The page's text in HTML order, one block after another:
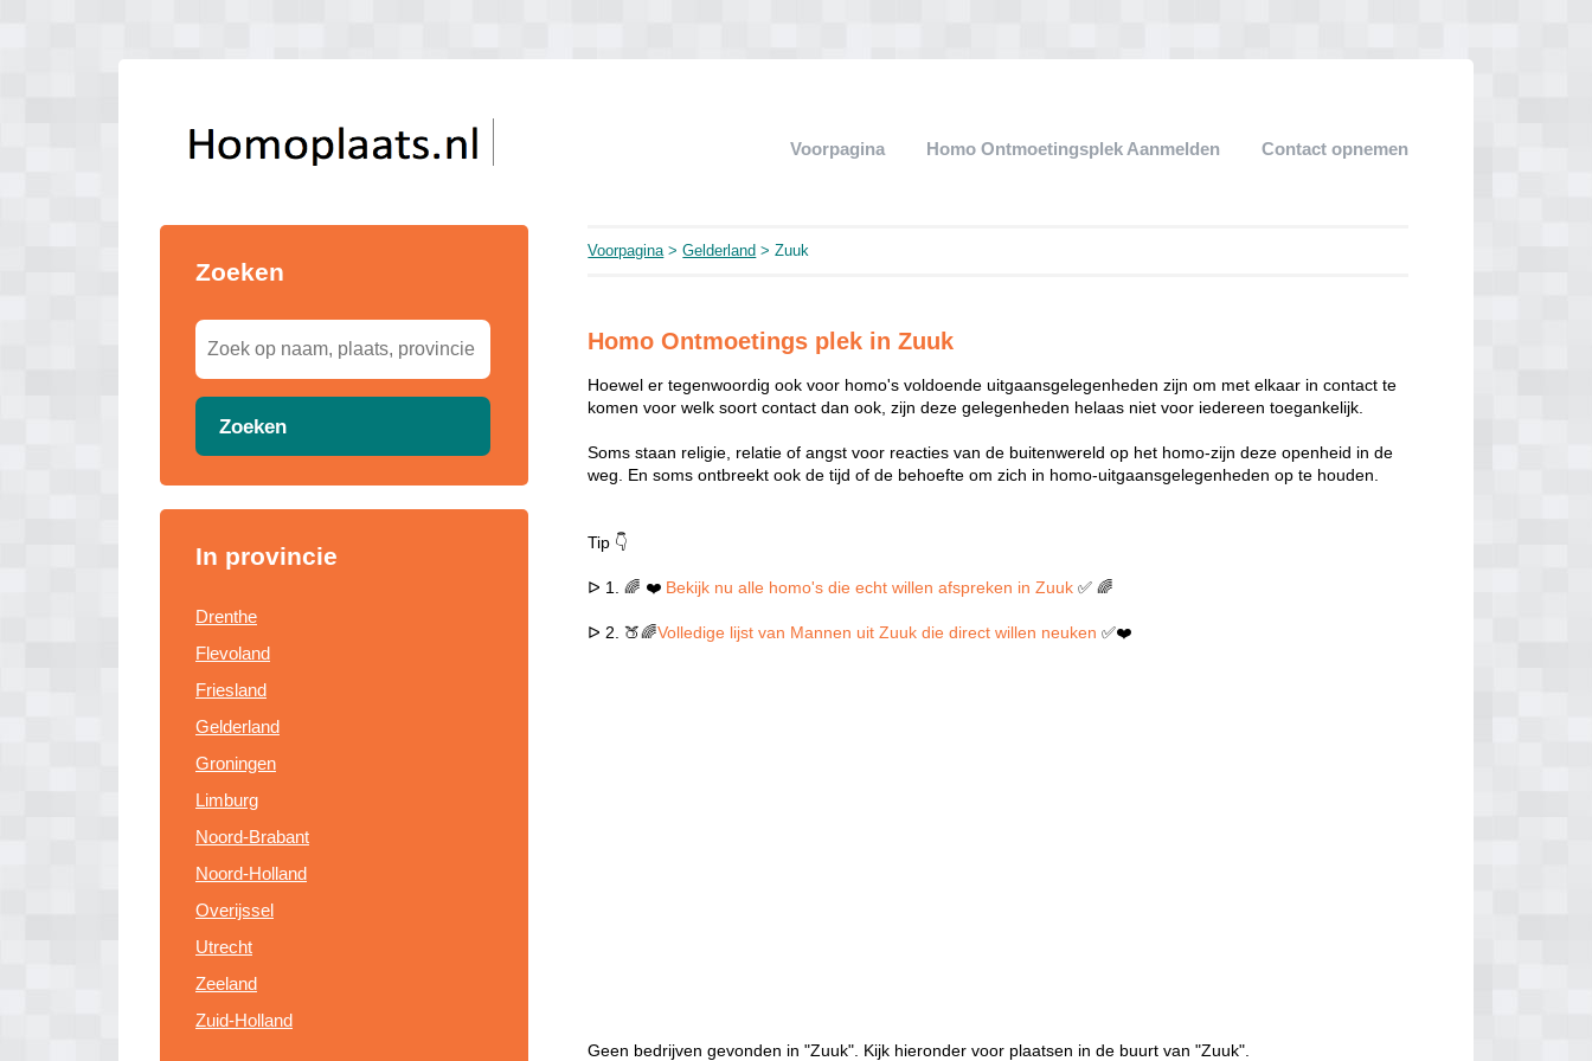
Voorpagina Homo Ontmoetingsplek Aanmelden Contact opnemen
Zoeken
Zoeken
In provincie
Drenthe
Flevoland
Friesland
Gelderland
Groningen
Limburg
Noord-Brabant
Noord-Holland
Overijssel
Utrecht
Zeeland
Zuid-Holland
Voorpagina>Gelderland > Zuuk
Homo Ontmoetings plek in Zuuk
Hoewel er tegenwoordig ook voor homo's voldoende uitgaansgelegenheden zijn om met elkaar in contact te
komen voor welk soort contact dan ook, zijn deze gelegenheden helaas niet voor iedereen toegankelijk.
Soms staan religie, relatie of angst voor reacties van de buitenwereld op het homo-zijn deze openheid in de
weg. En soms ontbreekt ook de tijd of de behoefte om zich in homo-uitgaansgelegenheden op te houden.
Tip 👇
ᐅ 1. 🌈 ❤️ Bekijk nu alle homo's die echt willen afspreken in Zuuk ✅ 🌈
ᐅ 2. 🍑🌈Volledige lijst van Mannen uit Zuuk die direct willen neuken✅❤️
Geen bedrijven gevonden in "Zuuk". Kijk hieronder voor plaatsen in de buurt van "Zuuk".